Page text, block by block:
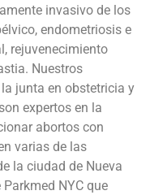
invasivo de los
endometriosis e
rejuvenecimiento
Nuestros
junta en obstetricia y
expertos en la
abortos con
varias de las
la ciudad de Nueva
NYC que